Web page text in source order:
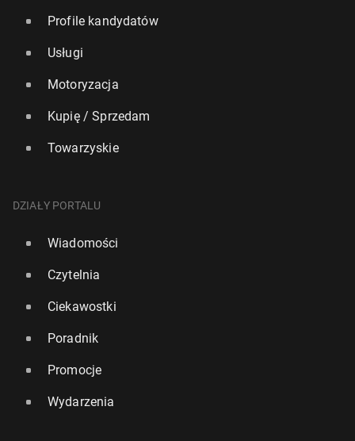
Profile kandydatów
Usługi
Motoryzacja
Kupię / Sprzedam
Towarzyskie
DZIAŁY PORTALU
Wiadomości
Czytelnia
Ciekawostki
Poradnik
Promocje
Wydarzenia